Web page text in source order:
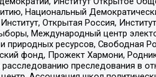
Национальный
Открытая Россия,
Международный центр
ресурсов, Свободная
фонд, Прожект Хармони,
расследованию преследования в